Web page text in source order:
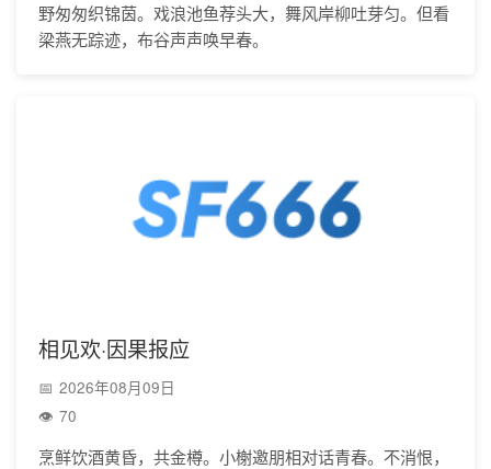
野匆匆织锦茵。戏浪池鱼荐头大，舞风岸柳吐芽匀。但看
梁燕无踪迹，布谷声声唤早春。
相见欢·因果报应
2026年08月09日
70
烹鲜饮酒黄昏，共金樽。小榭邀朋相对话青春。不消恨，